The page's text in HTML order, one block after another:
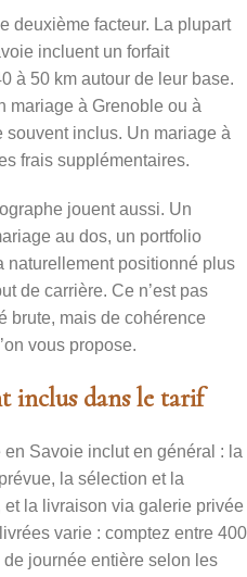
deuxième facteur. La plupart
incluent un forfait
à 50 km autour de leur base.
mariage à Grenoble ou à
inclus. Un mariage à
frais supplémentaires.
jouent aussi. Un
au dos, un portfolio
naturellement positionné plus
de carrière. Ce n’est pas
brute, mais de cohérence
vous propose.
inclus dans le tarif
Savoie inclut en général : la
la sélection et la
la livraison via galerie privée
varie : comptez entre 400
journée entière selon les